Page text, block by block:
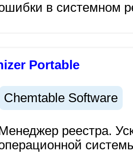
в системном
Portable
Chemtable Software
реестра.